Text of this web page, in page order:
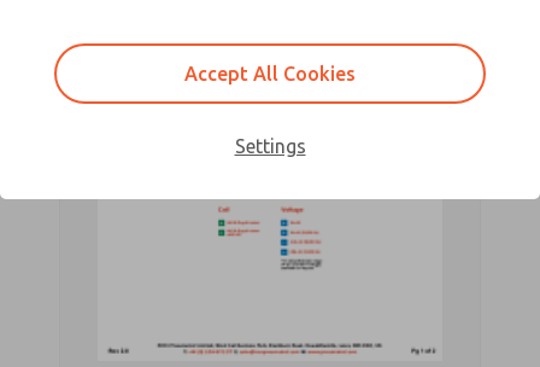
Accept All Cookies
Settings